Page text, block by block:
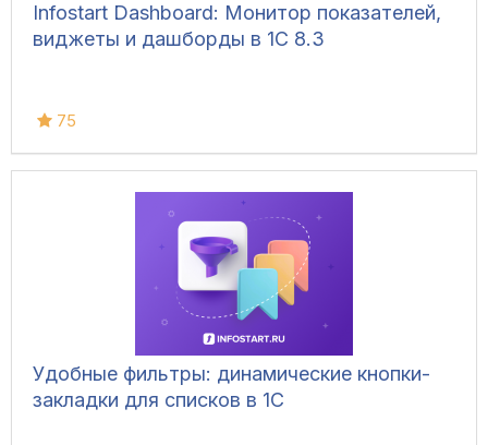
Infostart Dashboard: Монитор показателей,
виджеты и дашборды в 1С 8.3
75
Удобные фильтры: динамические кнопки-
закладки для списков в 1С